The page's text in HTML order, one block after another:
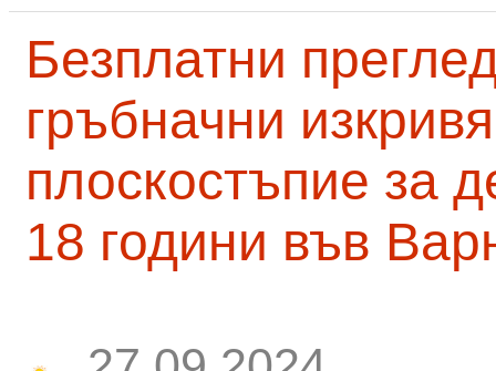
Безплатни
гръбначни
плоскостъпие за
18 години във